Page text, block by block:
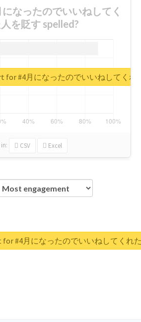
なったのでいいねしてく
を貶す spelled?
in: CSV Excel
for #4月になったのでいいねしてくれ
for #4月になったのでいいねしてくれ